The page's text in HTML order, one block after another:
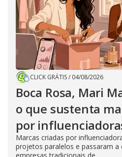
CLICK GRÁTIS/ 04/08/2026
Boca Rosa, Mari
o que sustenta
por
Marcas criadas por
projetos paralelos e passaram a
empresas tradicionais de...